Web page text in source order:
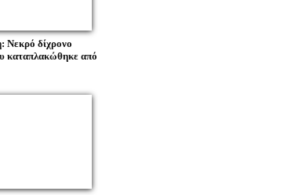
Νεκρό δίχρονο
καταπλακώθηκε από